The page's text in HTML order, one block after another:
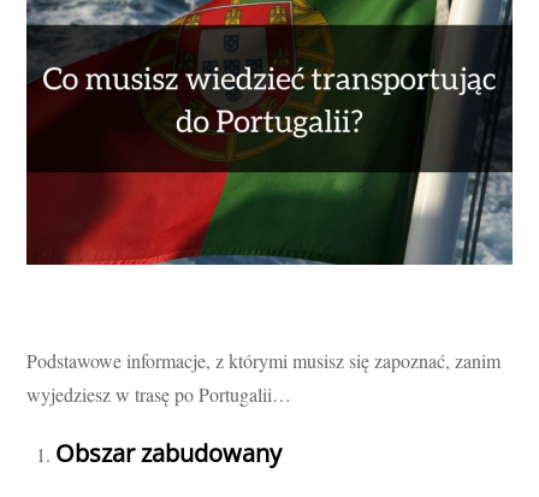
Podstawowe informacje, z którymi musisz się zapoznać, zanim
wyjedziesz w trasę po Portugalii…
Obszar zabudowany